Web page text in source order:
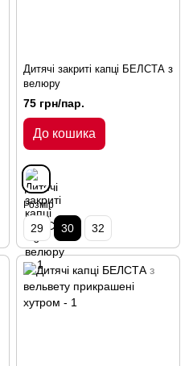
Дитячі закриті капці БЕЛСТА з
велюру
75 грн/пар.
До кошика
Розмір
29 30 32